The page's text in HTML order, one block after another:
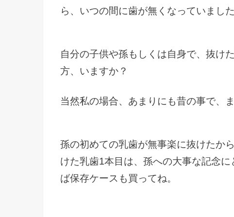
ら、いつの間に歯が無くなっていまし
自分の子供や孫もしくは自身で、抜け
方、いますか？
当然私の場合、あまりにも昔の事で、
孫の初めての乳歯が無事楽に抜けたか
けた乳歯1本目は、孫への大事な記念
ば保存ケースも買ってね。